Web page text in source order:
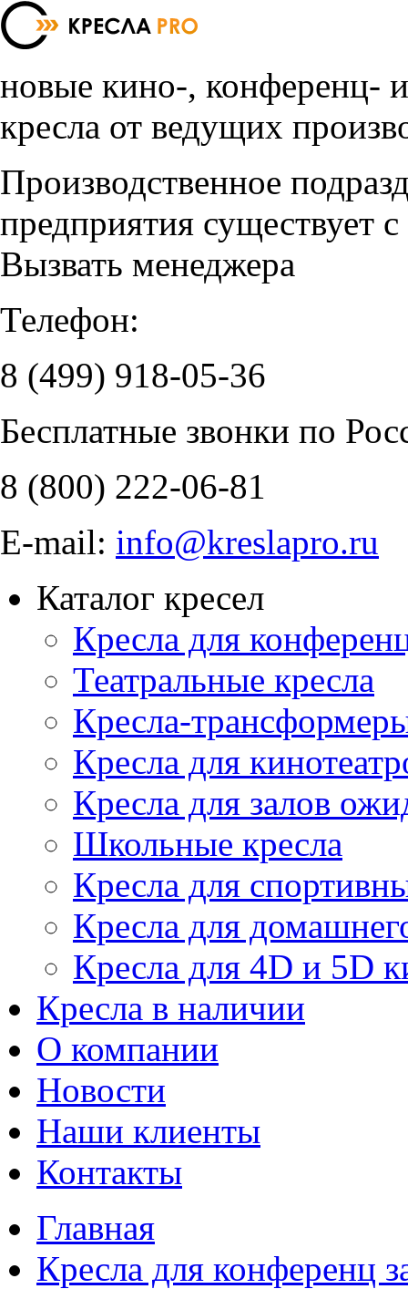
новые кино-, конференц-
кресла от ведущих
Производственное
предприятия существует
Вызвать менеджера
Телефон:
8 (499) 918-05-36
Бесплатные звонки по
8 (800) 222-06-81
E-mail: info@kreslapro.ru
Каталог кресел
Кресла для
Театральные кресла
Кресла-
Кресла для
Кресла для залов
Школьные кресла
Кресла для
Кресла для
Кресла для 4D и 5D
Кресла в наличии
О компании
Новости
Наши клиенты
Контакты
Главная
Кресла для конференц